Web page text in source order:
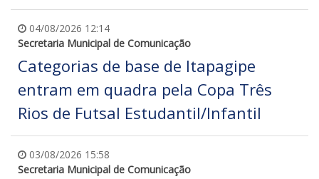
04/08/2026 12:14
Secretaria Municipal de Comunicação
Categorias de base de Itapagipe
entram em quadra pela Copa Três
Rios de Futsal Estudantil/Infantil
03/08/2026 15:58
Secretaria Municipal de Comunicação